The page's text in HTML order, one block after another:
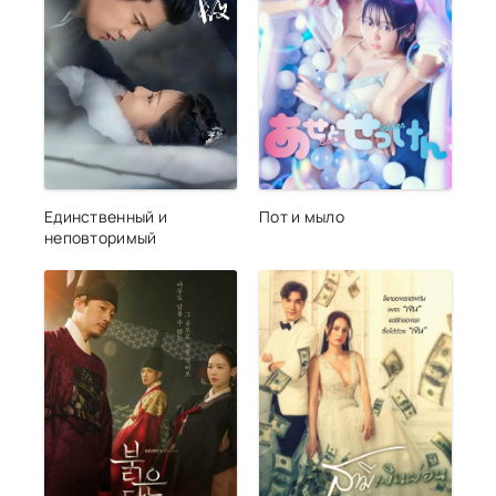
Единственный и
неповторимый
Пот и мыло